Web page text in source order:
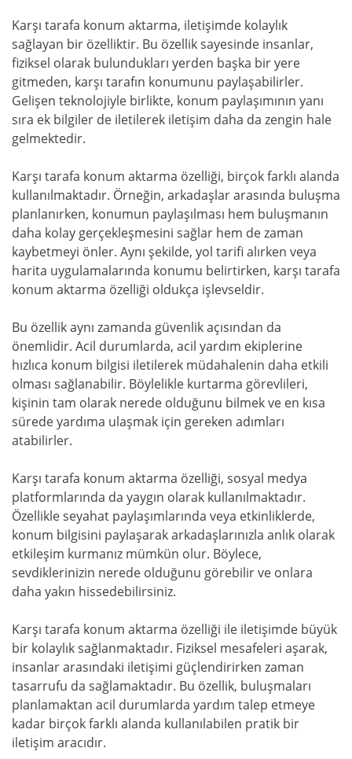
Karşı tarafa konum aktarma, iletişimde kolaylık
sağlayan bir özelliktir. Bu özellik sayesinde insanlar,
fiziksel olarak bulundukları yerden başka bir yere
gitmeden, karşı tarafın konumunu paylaşabilirler.
Gelişen teknolojiyle birlikte, konum paylaşımının yanı
sıra ek bilgiler de iletilerek iletişim daha da zengin hale
gelmektedir.
Karşı tarafa konum aktarma özelliği, birçok farklı alanda
kullanılmaktadır. Örneğin, arkadaşlar arasında buluşma
planlanırken, konumun paylaşılması hem buluşmanın
daha kolay gerçekleşmesini sağlar hem de zaman
kaybetmeyi önler. Aynı şekilde, yol tarifi alırken veya
harita uygulamalarında konumu belirtirken, karşı tarafa
konum aktarma özelliği oldukça işlevseldir.
Bu özellik aynı zamanda güvenlik açısından da
önemlidir. Acil durumlarda, acil yardım ekiplerine
hızlıca konum bilgisi iletilerek müdahalenin daha etkili
olması sağlanabilir. Böylelikle kurtarma görevlileri,
kişinin tam olarak nerede olduğunu bilmek ve en kısa
sürede yardıma ulaşmak için gereken adımları
atabilirler.
Karşı tarafa konum aktarma özelliği, sosyal medya
platformlarında da yaygın olarak kullanılmaktadır.
Özellikle seyahat paylaşımlarında veya etkinliklerde,
konum bilgisini paylaşarak arkadaşlarınızla anlık olarak
etkileşim kurmanız mümkün olur. Böylece,
sevdiklerinizin nerede olduğunu görebilir ve onlara
daha yakın hissedebilirsiniz.
Karşı tarafa konum aktarma özelliği ile iletişimde büyük
bir kolaylık sağlanmaktadır. Fiziksel mesafeleri aşarak,
insanlar arasındaki iletişimi güçlendirirken zaman
tasarrufu da sağlamaktadır. Bu özellik, buluşmaları
planlamaktan acil durumlarda yardım talep etmeye
kadar birçok farklı alanda kullanılabilen pratik bir
iletişim aracıdır.